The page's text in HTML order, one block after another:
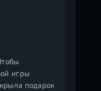
игры
подарок